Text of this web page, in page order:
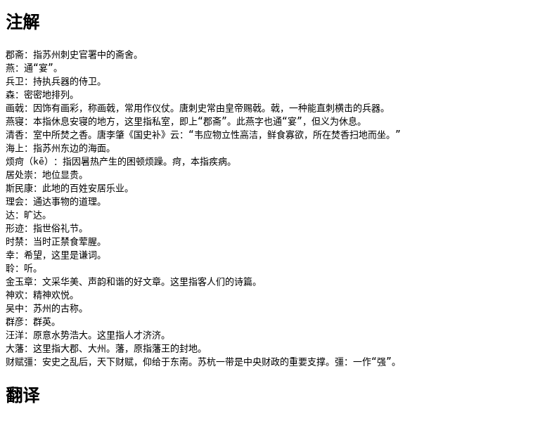
注解
郡斋：指苏州刺史官署中的斋舍。
燕：通“宴”。
兵卫：持执兵器的侍卫。
森：密密地排列。
画戟：因饰有画彩，称画戟，常用作仪仗。唐刺史常由皇帝赐戟。戟，一种能直刺横击的兵器。
燕寝：本指休息安寝的地方，这里指私室，即上“郡斋”。此燕字也通“宴”，但义为休息。
清香：室中所焚之香。唐李肇《国史补》云：“韦应物立性高洁，鲜食寡欲，所在焚香扫地而坐。”
海上：指苏州东边的海面。
烦疴（kē）：指因暑热产生的困顿烦躁。疴，本指疾病。
居处崇：地位显贵。
斯民康：此地的百姓安居乐业。
理会：通达事物的道理。
达：旷达。
形迹：指世俗礼节。
时禁：当时正禁食荤腥。
幸：希望，这里是谦词。
聆：听。
金玉章：文采华美、声韵和谐的好文章。这里指客人们的诗篇。
神欢：精神欢悦。
吴中：苏州的古称。
群彦：群英。
汪洋：原意水势浩大。这里指人才济济。
大藩：这里指大郡、大州。藩，原指藩王的封地。
财赋彊：安史之乱后，天下财赋，仰给于东南。苏杭一带是中央财政的重要支撑。彊：一作“强”。
翻译